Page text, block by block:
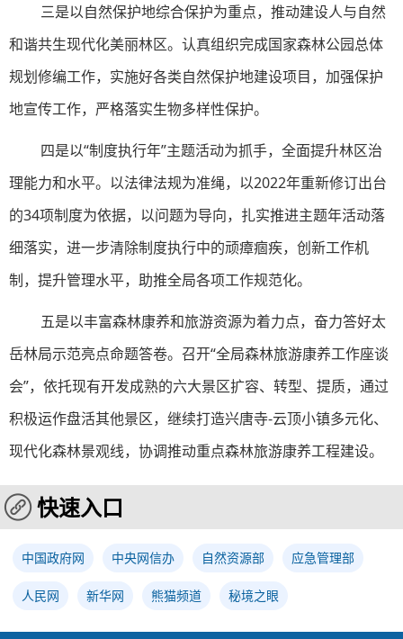
三是以自然保护地综合保护为重点，推动建设人与自然
和谐共生现代化美丽林区。认真组织完成国家森林公园总体
规划修编工作，实施好各类自然保护地建设项目，加强保护
地宣传工作，严格落实生物多样性保护。
四是以“制度执行年”主题活动为抓手，全面提升林区治
理能力和水平。以法律法规为准绳，以2022年重新修订出台
的34项制度为依据，以问题为导向，扎实推进主题年活动落
细落实，进一步清除制度执行中的顽瘴痼疾，创新工作机
制，提升管理水平，助推全局各项工作规范化。
五是以丰富森林康养和旅游资源为着力点，奋力答好太
岳林局示范亮点命题答卷。召开“全局森林旅游康养工作座谈
会”，依托现有开发成熟的六大景区扩容、转型、提质，通过
积极运作盘活其他景区，继续打造兴唐寺-云顶小镇多元化、
现代化森林景观线，协调推动重点森林旅游康养工程建设。
快速入口
中国政府网 中央网信办 自然资源部 应急管理部
人民网 新华网 熊猫频道 秘境之眼